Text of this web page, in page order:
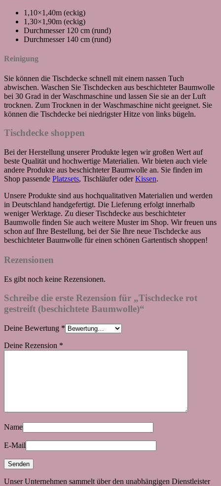
1,10×1,40m (eckig)
1,30×1,90m (eckig)
Durchmesser 120 cm (rund)
Durchmesser 140 cm (rund)
Reinigung
Sie können die Tischdecke schnell mit einem nassen Tuch
abwischen. Waschen Sie Tischdecken aus beschichteter Baumwolle
bei 30 Grad in der Waschmaschine und lassen Sie sie an der Luft
trocknen. Zum Trocknen in der Waschmaschine nicht geeignet. Sie
können die Tischdecke bei niedrigster Hitze von links bügeln.
Tischdecke shoppen
Bei der Herstellung unserer Produkte legen wir großen Wert auf
beste Qualität und hochwertige Materialien. Wir bieten auch viele
andere Produkte aus beschichteter Baumwolle an. Sie finden im
Shop passende Platzsets, Tischläufer oderKissen.
Unsere Produkte sind aus hochqualitativen Materialien und werden
in Deutschland handgefertigt. Die Lieferung erfolgt innerhalb
weniger Werktage. Zu dieser Tischdecke aus beschichteter
Baumwolle finden Sie auch weitere Muster im Shop. Wir freuen uns
schon auf Ihre Bestellung, bei der Sie Ihre neue Tischdecke aus
beschichteter Baumwolle für einen schönen Gartentisch shoppen!
Rezensionen
Es gibt noch keine Rezensionen.
Schreibe die erste Rezension für „Tischdecke rot
gestreift (beschichtete Baumwolle)“
Deine Bewertung *
Deine Rezension *
Name
E-Mail
Unser Unternehmen sammelt über den unabhängigen Dienstleister